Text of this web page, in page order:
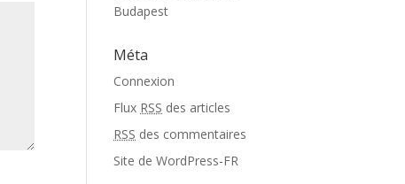
Budapest
Méta
Connexion
Flux RSS des articles
RSS des commentaires
Site de WordPress-FR